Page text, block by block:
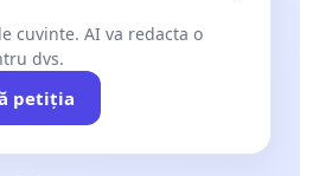
cuvinte. AI va redacta o
dvs.
petiția